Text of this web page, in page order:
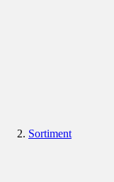
Sortiment